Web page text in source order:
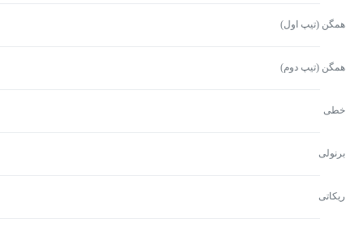
همگن (تیپ اول)
همگن (تیپ دوم)
خطی
برنولی
ریکاتی